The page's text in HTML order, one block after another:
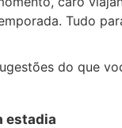
Tudo
do que
estadia